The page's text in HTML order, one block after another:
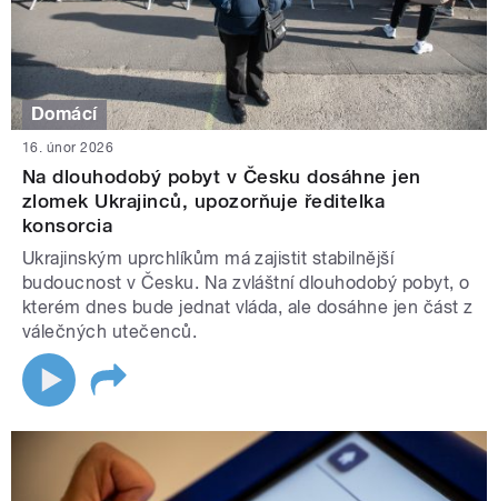
Domácí
16. únor 2026
Na dlouhodobý pobyt v Česku dosáhne jen
zlomek Ukrajinců, upozorňuje ředitelka
konsorcia
Ukrajinským uprchlíkům má zajistit stabilnější
budoucnost v Česku. Na zvláštní dlouhodobý pobyt, o
kterém dnes bude jednat vláda, ale dosáhne jen část z
válečných utečenců.